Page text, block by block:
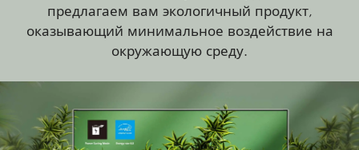
предлагаем вам экологичный продукт,
оказывающий минимальное воздействие на
окружающую среду.